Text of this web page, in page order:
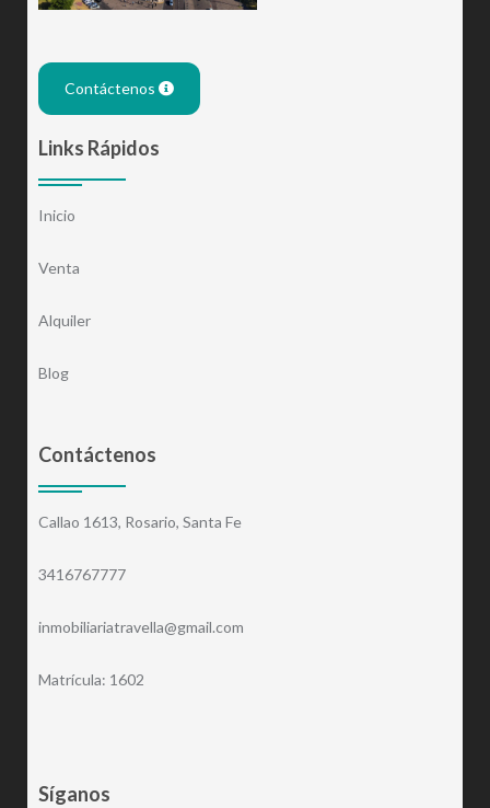
Contáctenos
Links Rápidos
Inicio
Venta
Alquiler
Blog
Contáctenos
Callao 1613, Rosario, Santa Fe
3416767777
inmobiliariatravella@gmail.com
Matrícula: 1602
Síganos